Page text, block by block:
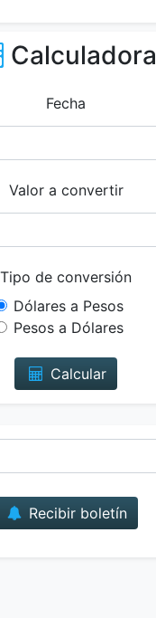
Calculadora
Fecha
Valor a convertir
Tipo de conversión
Dólares a Pesos
Pesos a Dólares
Calcular
Recibir boletín